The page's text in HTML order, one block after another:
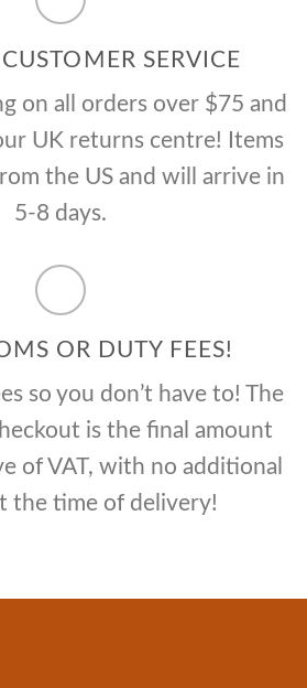
SERVICE
on all orders over $75 and
UK returns centre! Items
the US and will arrive in
5-8 days.
OR DUTY FEES!
so you don’t have to! The
is the final amount
of VAT, with no additional
the time of delivery!